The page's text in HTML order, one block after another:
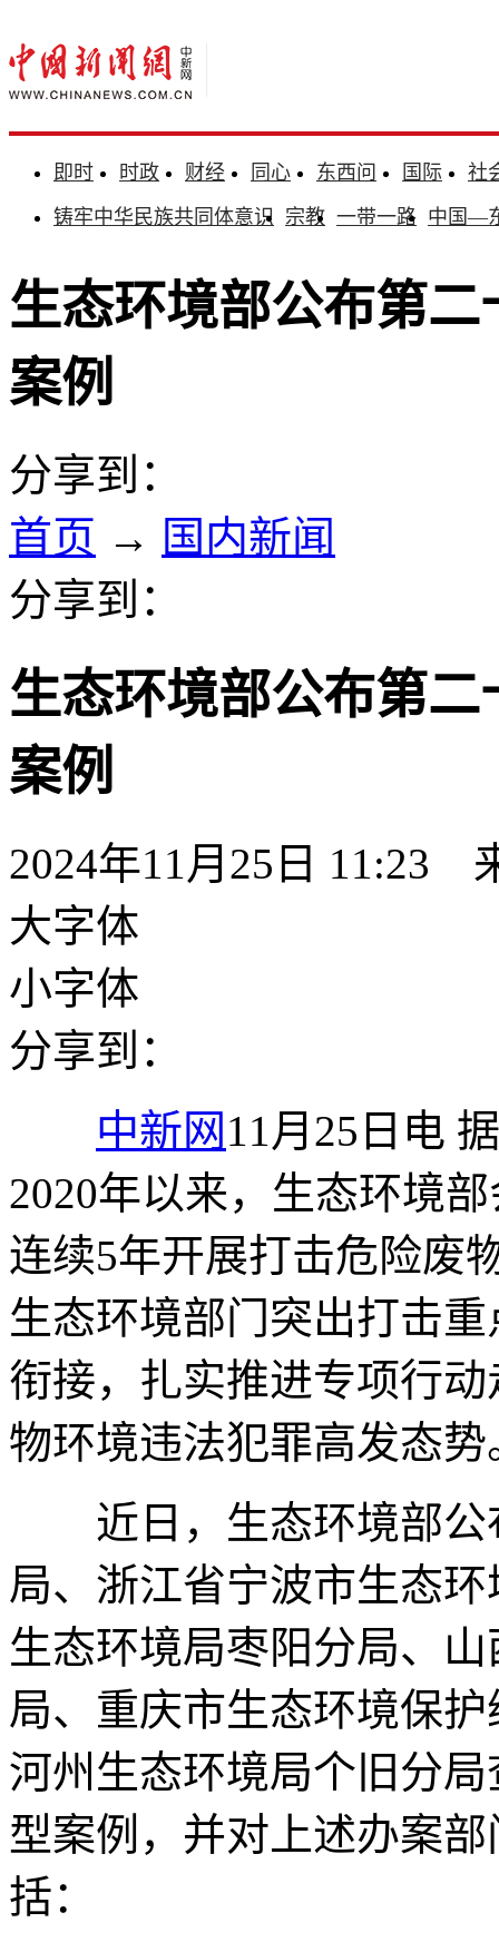
即时 时政 财经 同心 东西问 国际
社
铸牢中华民族共同体意识 宗教 一带一路 中国—
生态环境部公布第
案例
分享到：
首页 → 国内新闻
分享到：
生态环境部公布第
案例
2024年11月25日 11:23
大字体
小字体
分享到：
中新网 11月25日电
2020年以来，生态环境
连续5年开展打击危险废
生态环境部门突出打击
衔接，扎实推进专项行
物环境违法犯罪高发态势
近日，生态环境部公
局、浙江省宁波市生态
生态环境局枣阳分局、
局、重庆市生态环境保
河州生态环境局个旧分
型案例，并对上述办案
括：